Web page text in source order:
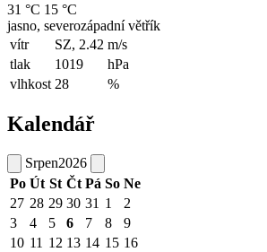
31 °C 15 °C
jasno, severozápadní větřík
vítr
SZ, 2.42 m/s
tlak
1019
hPa
vlhkost 28 %
Kalendář
Srpen2026
Po Út St Čt Pá So Ne
27 28 29 30 31 1
2
3
4 5 6 7 8
9
10 11 12 13 14 15 16